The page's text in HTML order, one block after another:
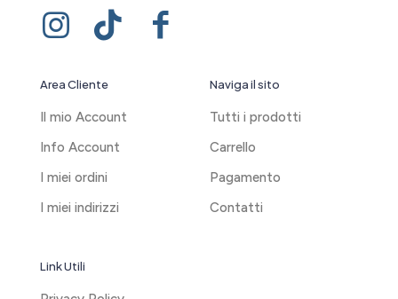
Area Cliente
Il mio Account
Info Account
I miei ordini
I miei indirizzi
Naviga il sito
Tutti i prodotti
Carrello
Pagamento
Contatti
Link Utili